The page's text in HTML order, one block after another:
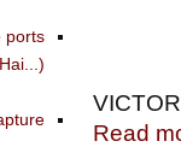
Read
ports